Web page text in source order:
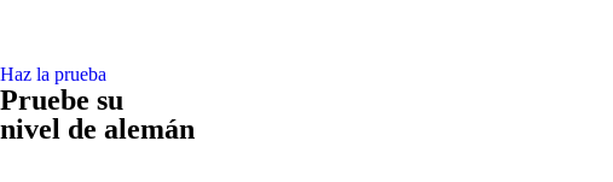
Haz la prueba
Pruebe su
nivel de alemán